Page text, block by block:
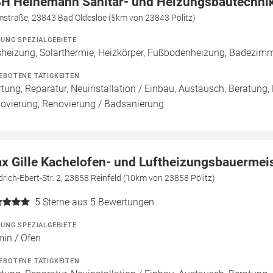
23843 Bad Oldesloe (5km von 23843 Pölitz)
SPEZIALGEBIETE
Solarthermie, Heizkörper, Fußbodenheizung,
TÄTIGKEITEN
Reparatur, Neuinstallation / Einbau, Austausch,
Renovierung / Badsanierung
Gille Kachelofen- und
Ebert-Str. 2, 23858 Reinfeld (10km von 23858 Pölitz)
5 Sterne aus 5 Bewertungen
SPEZIALGEBIETE
/ Ofen
TÄTIGKEITEN